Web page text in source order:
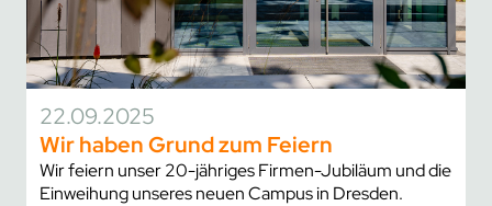
22.09.2025
Wir haben Grund zum Feiern
Wir feiern unser 20-jähriges Firmen-Jubiläum und die
Einweihung unseres neuen Campus in Dresden.